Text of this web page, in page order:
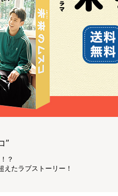
”
？
たラブストーリー！